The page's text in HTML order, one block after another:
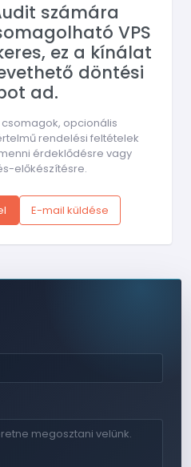
számára
VPS
ez a kínálat
döntési
ad.
csomagok, opcionális
rendelési feltételek
érdeklődésre vagy
előkészítésre.
E-mail küldése